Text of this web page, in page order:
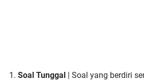
Soal Tunggal
| Soal yang berdiri